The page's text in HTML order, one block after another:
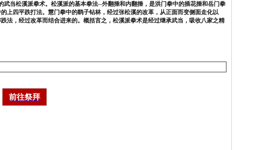
当松溪派拳术。松溪派的基本拳法--外翻捶和内翻捶，是洪门拳中的插花捶和岳门拳
上四平跌打法。慧门拳中的鹞子钻林，经过张松溪的改革，从正面而变侧面走化以
法，经过改革而结合进来的。概括言之，松溪派拳术是经过继承武当，吸收八家之精
前往祭拜